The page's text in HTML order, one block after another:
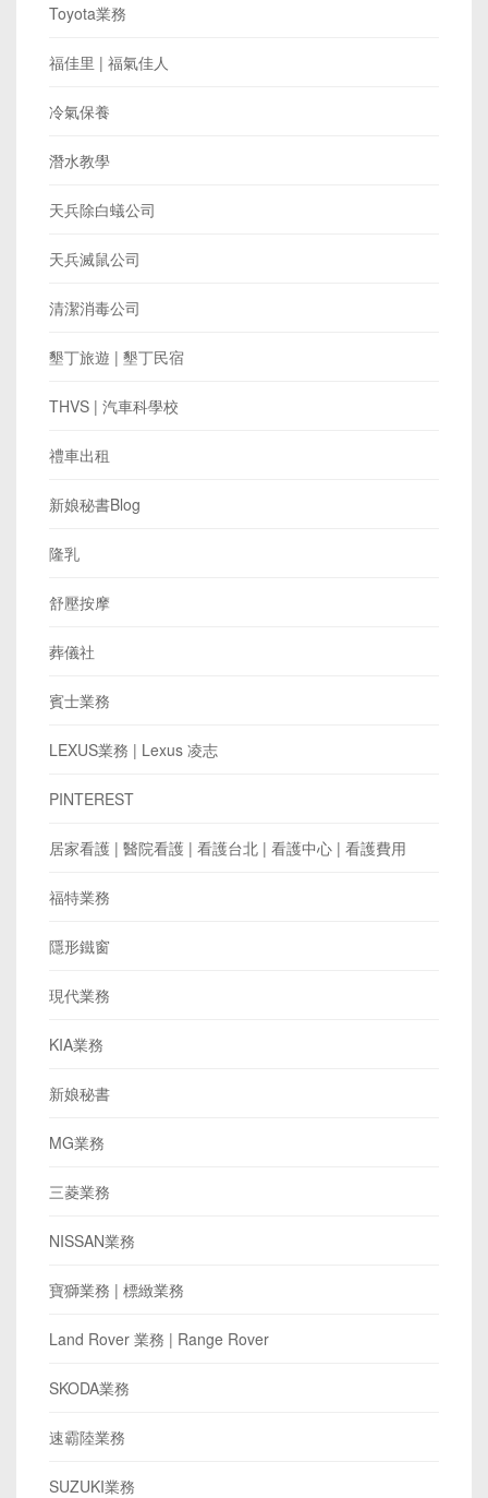
Toyota業務
福佳里 | 福氣佳人
冷氣保養
潛水教學
天兵除白蟻公司
天兵滅鼠公司
清潔消毒公司
墾丁旅遊 | 墾丁民宿
THVS | 汽車科學校
禮車出租
新娘秘書Blog
隆乳
舒壓按摩
葬儀社
賓士業務
LEXUS業務 | Lexus 凌志
PINTEREST
居家看護 | 醫院看護 | 看護台北 | 看護中心 | 看護費用
福特業務
隱形鐵窗
現代業務
KIA業務
新娘秘書
MG業務
三菱業務
NISSAN業務
寶獅業務 | 標緻業務
Land Rover 業務 | Range Rover
SKODA業務
速霸陸業務
SUZUKI業務